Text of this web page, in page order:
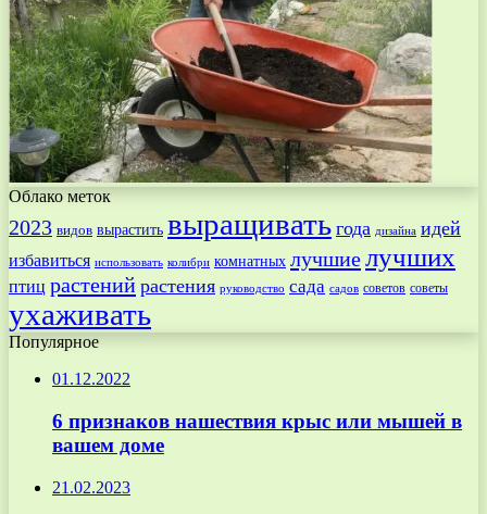
Облако меток
2023 видов вырастить выращивать года дизайна идей
избавиться использовать колибри комнатных лучшиелучших
птиц растений растения руководство сада садов советов советы
ухаживать
Популярное
01.12.2022
6 признаков нашествия крыс или мышей в
вашем доме
21.02.2023